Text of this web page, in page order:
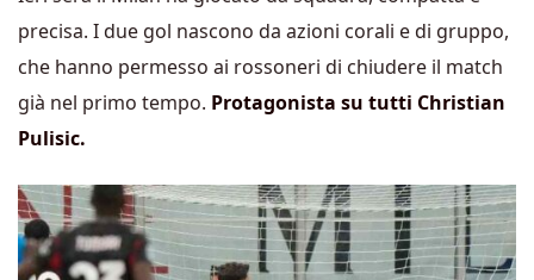
precisa. I due gol nascono da azioni corali e di gruppo,
che hanno permesso ai rossoneri di chiudere il match
già nel primo tempo. Protagonista su tutti Christian
Pulisic.